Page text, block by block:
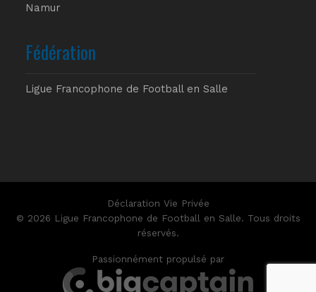
Namur
Fédération
Ligue Francophone de Football en Salle
Déclaration Vie Privée
© 2026 Ligue Francophone de Football en Salle. Tous droits
réservés.
Passionnément propulsé par